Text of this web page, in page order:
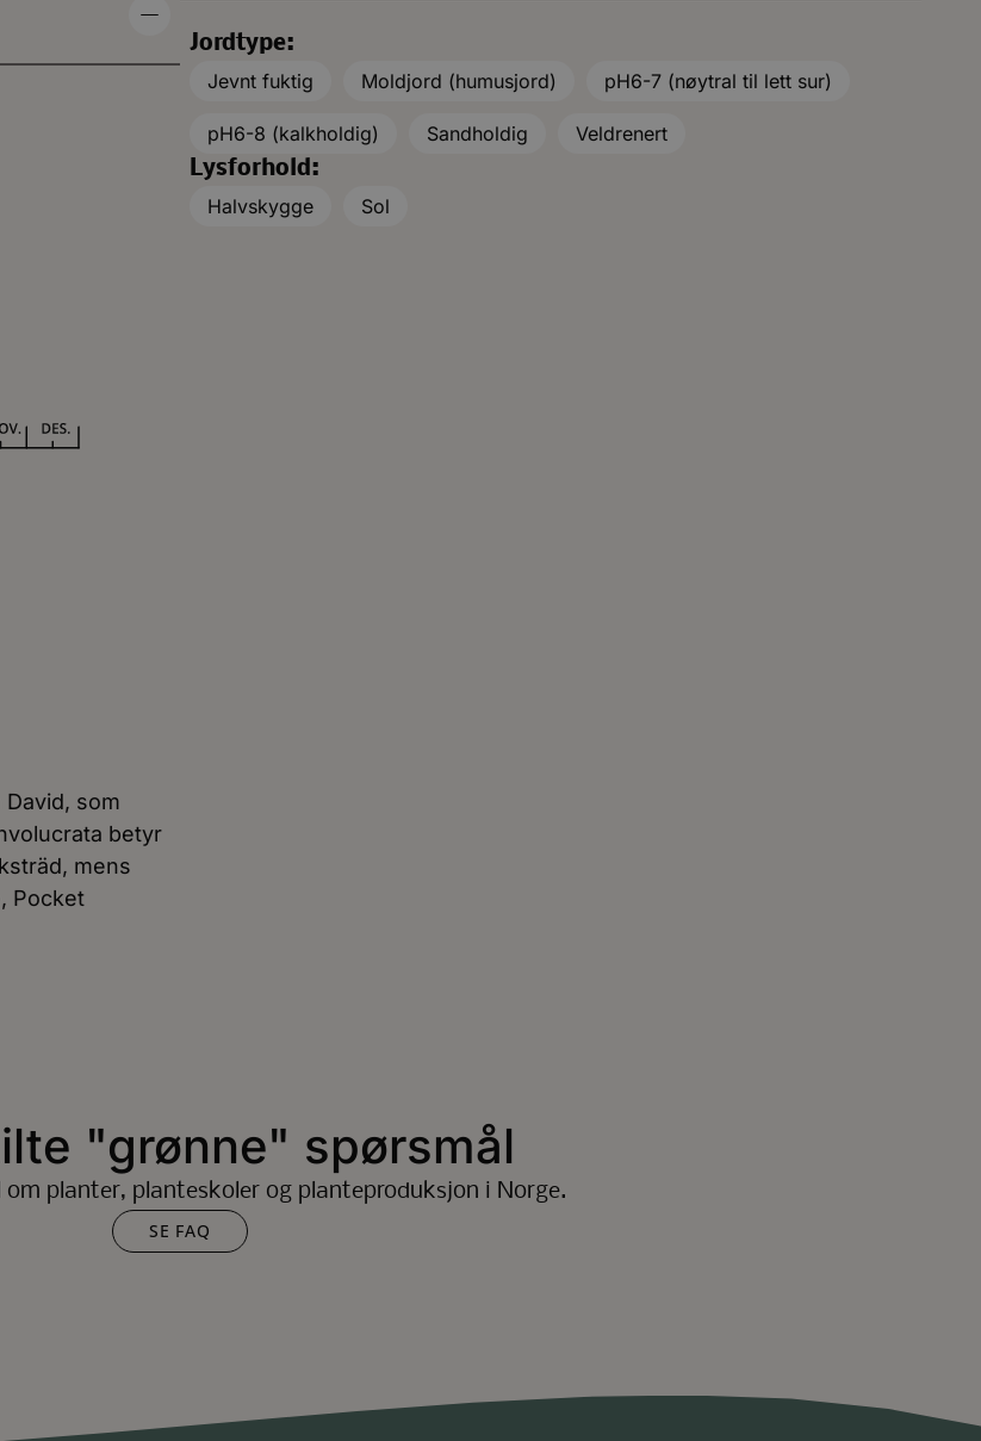
som
betyr
mens
Pocket
Jordtype:
Jevnt fuktig
Moldjord (humusjord) pH6-7 (nøytral til lett sur)
pH6-8 (kalkholdig) Sandholdig
Veldrenert
Lysforhold:
Halvskygge
Sol
"grønne" spørsmål
om planter, planteskoler og planteproduksjon i Norge.
SE FAQ